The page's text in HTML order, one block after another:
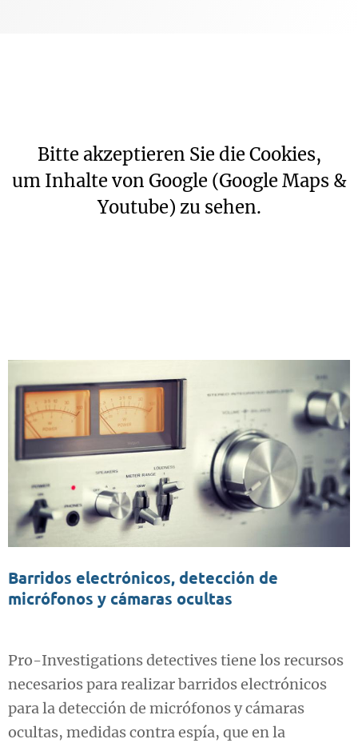
Bitte akzeptieren Sie die Cookies,
um Inhalte von Google (Google Maps &
Youtube) zu sehen.
Barridos electrónicos, detección de
micrófonos y cámaras ocultas
Pro-Investigations detectives tiene los recursos
necesarios para realizar barridos electrónicos
para la detección de micrófonos y cámaras
ocultas, medidas contra espía, que en la